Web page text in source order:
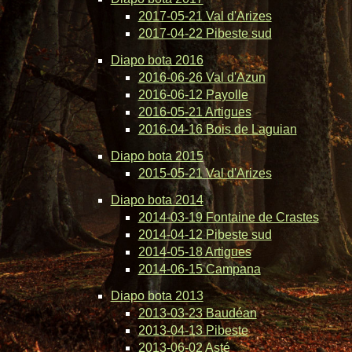
2017-05-21 Val d'Arizes
2017-04-22 Pibeste sud
Diapo bota 2016
2016-06-26 Val d'Azun
2016-06-12 Payolle
2016-05-21 Artigues
2016-04-16 Bois de Laguian
Diapo bota 2015
2015-05-21 Val d'Arizes
Diapo bota 2014
2014-03-19 Fontaine de Crastes
2014-04-12 Pibeste sud
2014-05-18 Artigues
2014-06-15 Campana
Diapo bota 2013
2013-03-23 Baudéan
2013-04-13 Pibeste
2013-06-02 Asté